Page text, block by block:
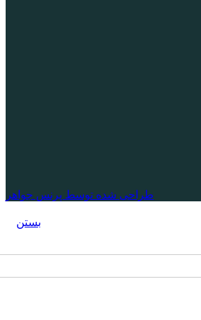
طراحی شده توسط پرنس جواهر
بستن